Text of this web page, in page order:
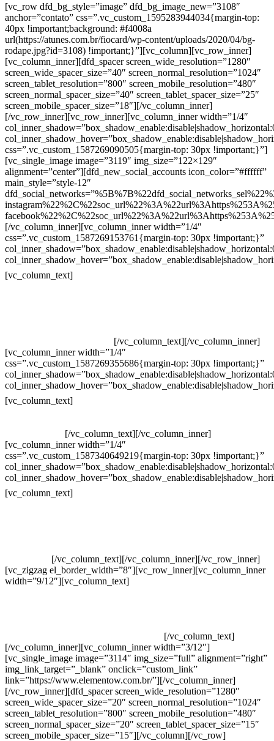
[vc_row dfd_bg_style=”image” dfd_bg_image_new=”3108″
anchor=”contato” css=”.vc_custom_1595283944034{margin-top:
40px !important;background: #f4008a
url(https://atunes.com.br/fiocard/wp-content/uploads/2020/04/bg-
rodape.jpg?id=3108) !important;}”][vc_column][vc_row_inner]
[vc_column_inner][dfd_spacer screen_wide_resolution=”1280″
screen_wide_spacer_size=”40″ screen_normal_resolution=”1024″
screen_tablet_resolution=”800″ screen_mobile_resolution=”480″
screen_normal_spacer_size=”40″ screen_tablet_spacer_size=”25″
screen_mobile_spacer_size=”18″][/vc_column_inner]
[/vc_row_inner][vc_row_inner][vc_column_inner width=”1/4″
css=”.vc_custom_1587269090505{margin-top: 30px !important;}”]
[vc_single_image image=”3119″ img_size=”122×129″
alignment=”center”][dfd_new_social_accounts icon_color=”#ffffff”
main_style=”style-12″
[/vc_column_inner][vc_column_inner width=”1/4″
css=”.vc_custom_1587269153761{margin-top: 30px !important;}”
[vc_column_text]
[/vc_column_text][/vc_column_inner]
[vc_column_inner width=”1/4″
css=”.vc_custom_1587269355686{margin-top: 30px !important;}”
[vc_column_text]
[/vc_column_text][/vc_column_inner]
[vc_column_inner width=”1/4″
css=”.vc_custom_1587340649219{margin-top: 30px !important;}”
[vc_column_text]
[/vc_column_text][/vc_column_inner][/vc_row_inner]
[vc_zigzag el_border_width=”8″][vc_row_inner][vc_column_inner
width=”9/12″][vc_column_text]
[/vc_column_text]
[/vc_column_inner][vc_column_inner width=”3/12″]
[vc_single_image image=”3114″ img_size=”full” alignment=”right”
img_link_target=”_blank” onclick=”custom_link”
link=”https://www.elementow.com.br/”][/vc_column_inner]
[/vc_row_inner][dfd_spacer screen_wide_resolution=”1280″
screen_wide_spacer_size=”20″ screen_normal_resolution=”1024″
screen_tablet_resolution=”800″ screen_mobile_resolution=”480″
screen_normal_spacer_size=”20″ screen_tablet_spacer_size=”15″
screen_mobile_spacer_size=”15″][/vc_column][/vc_row]